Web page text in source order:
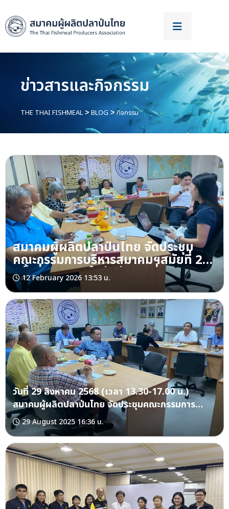
ข่าวสารและกิจกรรม
THE THAI FISHMEAL > BLOG >กิจกรรม
สมาคมผู้ผลิตปลาป่นไทย จัดประชุม
คณะกรรมการบริหารสมาคมฯสมัยที่ 23
ครั้งที่ 1/2569 ในวันอังคารที่ 10
กุมภาพันธ์ 2569 ณ ที่ทำการสมาคมฯ
12 February 2026 13:53 น.
วันที่ 29 สิงหาคม 2568 (เวลา 13.30-17.00 น.)
สมาคมผู้ผลิตปลาป่นไทย จัดประชุมคณะกรรมการ
บริหารสมาคมฯสมัยที่ 22 ครั้งที่ 4/2568 ณ ที่ทำการ
สมาคมผู้ผลิตปลาป่นไทย ถ.เจริญราษฎร์ กรุงเทพฯ
29 August 2025 16:36 น.